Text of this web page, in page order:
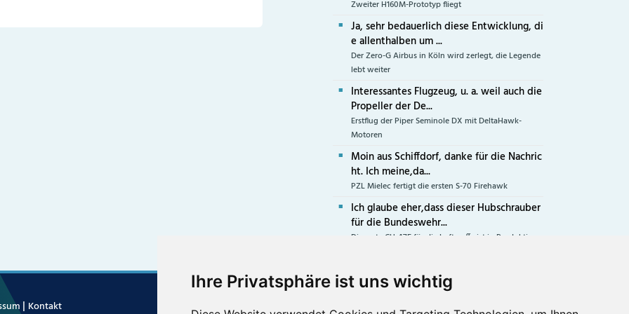
Ihre Privatsphäre ist uns wichtig
Zweiter H160M-Prototyp fliegt
Ja, sehr bedauerlich diese Entwicklung, di
e allenthalben um ...
Der Zero-G Airbus in Köln wird zerlegt, die Legende
lebt weiter
Interessantes Flugzeug, u. a. weil auch die
Propeller der De...
Erstflug der Piper Seminole DX mit DeltaHawk-
Motoren
Moin aus Schiffdorf, danke für die Nachric
ht. Ich meine,da...
PZL Mielec fertigt die ersten S-70 Firehawk
Ich glaube eher,dass dieser Hubschrauber
für die Bundeswehr...
Die erste CH-47F für die Luftwaffe ist in Produktion
| Kontakt